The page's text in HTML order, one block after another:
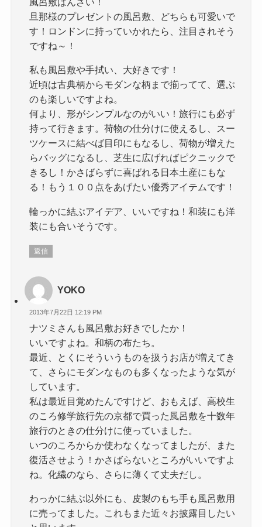
旦那様のプレゼントの風呂敷、どちらも可愛いで
す！ロンドンに持っていかれたら、注目されそう
ですね～！
私も風呂敷や手拭い、大好きです！
近頃は古典柄からモダンな柄まで揃ってて、選ぶ
のも楽しいですよね。
何より、形がシンプルなのがいい！旅行にも必ず
持って行きます。荷物の仕分けに使えるし、スー
ツケースに結べば目印にもなるし、荷物が増えた
らバッグになるし、芝生に広げればピクニックで
きるし！かさばらずに喜ばれる日本土産にもな
る！もう１００点をあげたい優秀アイテムです！
輪っかに結ぶアイデア、いいですね！和装にも洋
装にも合いそうです。
返信
YOKO
2013年7月22日 12:19 PM
ナツミさんも風呂敷お好きでしたか！
いいですよね。和柄の布たち。
最近、とくにそういうものを扱うお店が増えてき
て、さらにモダンなものも多くなったような気が
しています。
私は最近目覚めたんですけど、おもえば、高校生
のころ修学旅行先の京都で買った風呂敷を十数年
旅行のときの仕分けに使っていました。
いつのころからか使わなくなってましたが、また
復活させよう！かさばらないところがいいですよ
ね。化繊のなら、さらに薄くて丈夫だし。
わっかに結ぶ以外にも、皮製のもち手も風呂敷用
に売ってました。これもまた近々お披露目したい